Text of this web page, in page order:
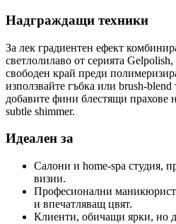
Надграждащи техники
За лек градиентен ефект
светлолилаво от серията
свободен край преди
използвайте гъбка или brush-
добавите фини блестящи прахове
subtle shimmer.
Идеален за
Салони и home-spa студия,
визии.
Професионални
и впечатляващ цвят.
Клиенти, обичащи ярки, но